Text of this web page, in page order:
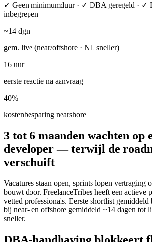
✓ Geen minimumduur · ✓ DBA geregeld · ✓
inbegrepen
~14 dgn
gem. live (near/offshore · NL sneller)
16 uur
eerste reactie na aanvraag
40%
kostenbesparing nearshore
3 tot 6 maanden wachten op
developer — terwijl de
verschuift
Vacatures staan open, sprints lopen vertraging
bouwt door. FreelanceTribes heeft een actieve
vetted professionals. Eerste shortlist
bij near- en offshore gemiddeld ~14 dagen tot
sneller.
DBA-handhaving blokkeert